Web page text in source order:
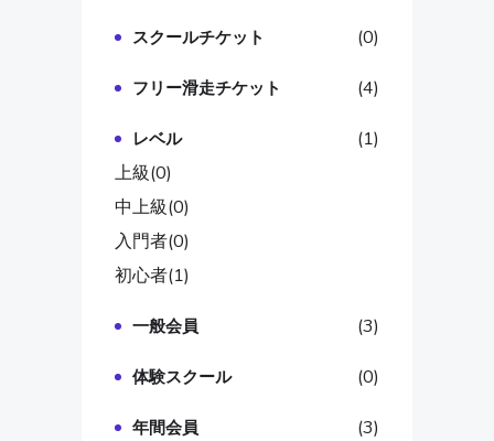
スクールチケット (0)
フリー滑走チケット (4)
レベル
(1)
上級(0)
中上級(0)
入門者(0)
初心者(1)
一般会員 (3)
体験スクール (0)
年間会員 (3)